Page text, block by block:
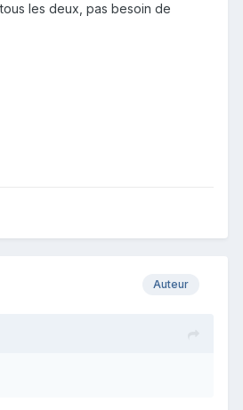
les deux, pas besoin de
Auteur